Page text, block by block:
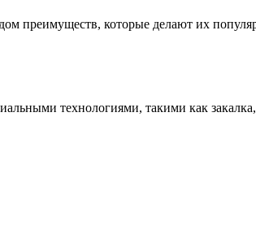
преимуществ, которые делают их
технологиями, такими как